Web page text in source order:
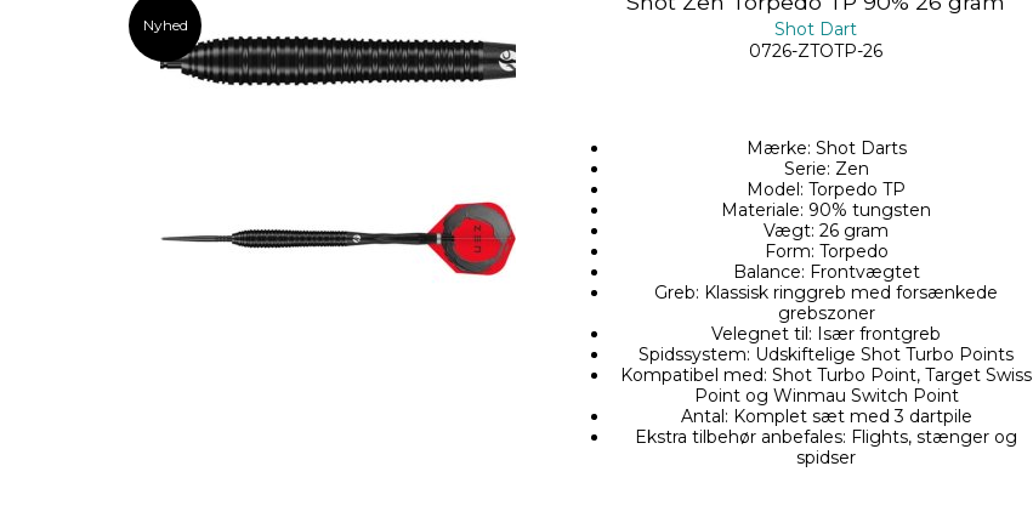
Nyhed
Shot Dart
0726-ZTOTP-26
Mærke: Shot Darts
Serie: Zen
Model: Torpedo TP
Materiale: 90% tungsten
Vægt: 26 gram
Form: Torpedo
Balance: Frontvægtet
Greb: Klassisk ringgreb med forsænkede
grebszoner
Velegnet til: Især frontgreb
Spidssystem: Udskiftelige Shot Turbo Points
Kompatibel med: Shot Turbo Point, Target Swiss
Point og Winmau Switch Point
Antal: Komplet sæt med 3 dartpile
Ekstra tilbehør anbefales: Flights, stænger og
spidser